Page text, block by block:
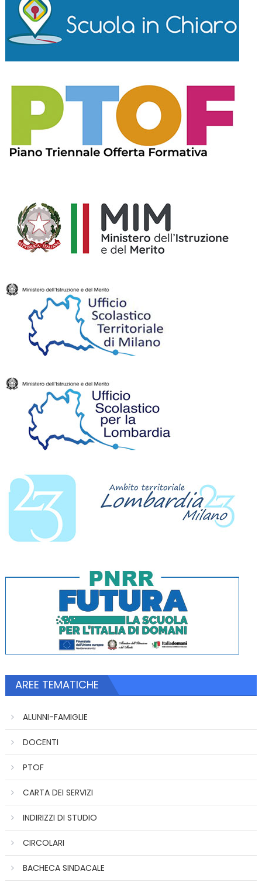
AREE TEMATICHE
ALUNNI-FAMIGLIE
DOCENTI
PTOF
CARTA DEI SERVIZI
INDIRIZZI DI STUDIO
CIRCOLARI
BACHECA SINDACALE